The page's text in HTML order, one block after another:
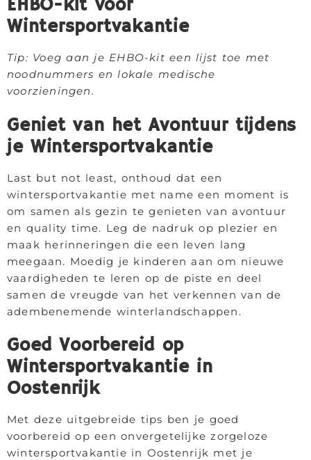
EHBO-kit voor
Wintersportvakantie
Tip: Voeg aan je EHBO-kit een lijst toe met
noodnummers en lokale medische
voorzieningen.
Geniet van het Avontuur tijdens
je Wintersportvakantie
Last but not least, onthoud dat een
wintersportvakantie met name een moment is
om samen als gezin te genieten van avontuur
en quality time. Leg de nadruk op plezier en
maak herinneringen die een leven lang
meegaan. Moedig je kinderen aan om nieuwe
vaardigheden te leren op de piste en deel
samen de vreugde van het verkennen van de
adembenemende winterlandschappen.
Goed Voorbereid op
Wintersportvakantie in
Oostenrijk
Met deze uitgebreide tips ben je goed
voorbereid op een onvergetelijke zorgeloze
wintersportvakantie in Oostenrijk met je